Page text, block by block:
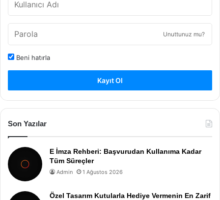
Unuttunuz mu?
Beni hatırla
Kayıt Ol
Son Yazılar
E İmza Rehberi: Başvurudan Kullanıma Kadar
Tüm Süreçler
Admin 1 Ağustos 2026
Özel Tasarım Kutularla Hediye Vermenin En Zarif